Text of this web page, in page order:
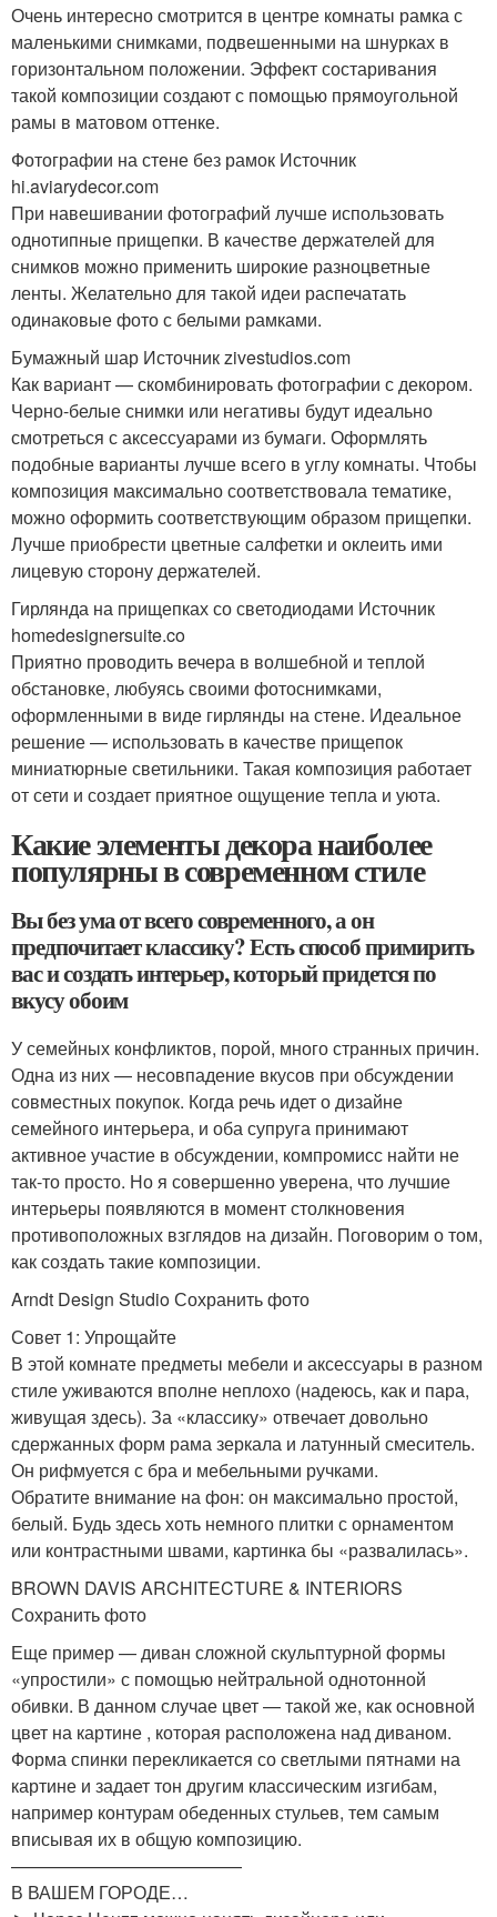
Очень интересно смотрится в центре комнаты рамка с
маленькими снимками, подвешенными на шнурках в
горизонтальном положении. Эффект состаривания
такой композиции создают с помощью прямоугольной
рамы в матовом оттенке.
Фотографии на стене без рамок Источник
hi.aviarydecor.com
При навешивании фотографий лучше использовать
однотипные прищепки. В качестве держателей для
снимков можно применить широкие разноцветные
ленты. Желательно для такой идеи распечатать
одинаковые фото с белыми рамками.
Бумажный шар Источник zivestudios.com
Как вариант — скомбинировать фотографии с декором.
Черно-белые снимки или негативы будут идеально
смотреться с аксессуарами из бумаги. Оформлять
подобные варианты лучше всего в углу комнаты. Чтобы
композиция максимально соответствовала тематике,
можно оформить соответствующим образом прищепки.
Лучше приобрести цветные салфетки и оклеить ими
лицевую сторону держателей.
Гирлянда на прищепках со светодиодами Источник
homedesignersuite.co
Приятно проводить вечера в волшебной и теплой
обстановке, любуясь своими фотоснимками,
оформленными в виде гирлянды на стене. Идеальное
решение — использовать в качестве прищепок
миниатюрные светильники. Такая композиция работает
от сети и создает приятное ощущение тепла и уюта.
Какие элементы декора наиболее
популярны в современном стиле
Вы без ума от всего современного, а он
предпочитает классику? Есть способ примирить
вас и создать интерьер, который придется по
вкусу обоим
У семейных конфликтов, порой, много странных причин.
Одна из них — несовпадение вкусов при обсуждении
совместных покупок. Когда речь идет о дизайне
семейного интерьера, и оба супруга принимают
активное участие в обсуждении, компромисс найти не
так-то просто. Но я совершенно уверена, что лучшие
интерьеры появляются в момент столкновения
противоположных взглядов на дизайн. Поговорим о том,
как создать такие композиции.
Arndt Design Studio Сохранить фото
Совет 1: Упрощайте
В этой комнате предметы мебели и аксессуары в разном
стиле уживаются вполне неплохо (надеюсь, как и пара,
живущая здесь). За «классику» отвечает довольно
сдержанных форм рама зеркала и латунный смеситель.
Он рифмуется с бра и мебельными ручками.
Обратите внимание на фон: он максимально простой,
белый. Будь здесь хоть немного плитки с орнаментом
или контрастными швами, картинка бы «развалилась».
BROWN DAVIS ARCHITECTURE & INTERIORS
Сохранить фото
Еще пример — диван сложной скульптурной формы
«упростили» с помощью нейтральной однотонной
обивки. В данном случае цвет — такой же, как основной
цвет на картине , которая расположена над диваном.
Форма спинки перекликается со светлыми пятнами на
картине и задает тон другим классическим изгибам,
например контурам обеденных стульев, тем самым
вписывая их в общую композицию.
—————————————
В ВАШЕМ ГОРОДЕ…